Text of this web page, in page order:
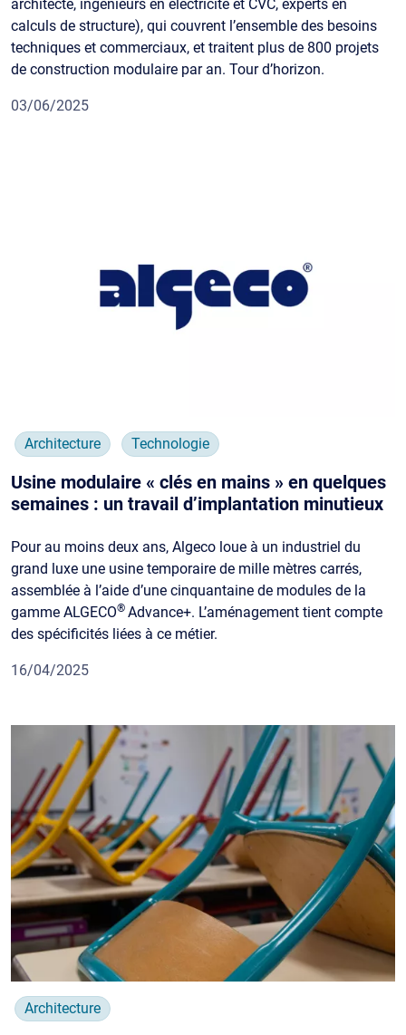
architecte, ingénieurs en électricité et CVC, experts en
calculs de structure), qui couvrent l’ensemble des besoins
techniques et commerciaux, et traitent plus de 800 projets
de construction modulaire par an. Tour d’horizon.
03/06/2025
Architecture Technologie
Usine modulaire « clés en mains » en quelques
semaines : un travail d’implantation minutieux
Pour au moins deux ans, Algeco loue à un industriel du
grand luxe une usine temporaire de mille mètres carrés,
assemblée à l’aide d’une cinquantaine de modules de la
gamme ALGECO® Advance+. L’aménagement tient compte
des spécificités liées à ce métier.
16/04/2025
Architecture